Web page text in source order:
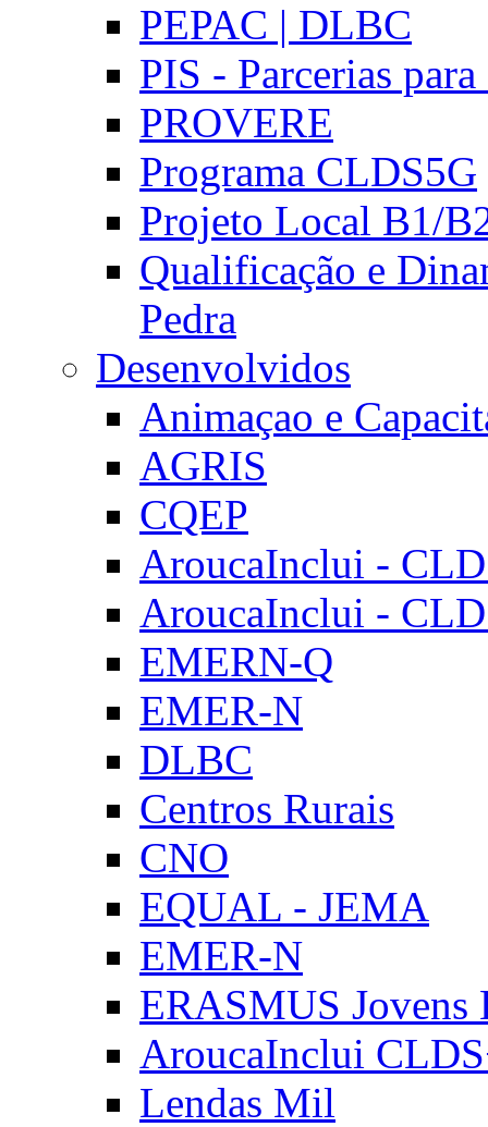
PEPAC | DLBC
PIS - Parcerias
PROVERE
Programa CLDS5G
Projeto Local B1/
Qualificação e
Pedra
Desenvolvidos
Animaçao e
AGRIS
CQEP
AroucaInclui -
AroucaInclui -
EMERN-Q
EMER-N
DLBC
Centros Rurais
CNO
EQUAL - JEMA
EMER-N
ERASMUS Jovens
AroucaInclui
Lendas Mil